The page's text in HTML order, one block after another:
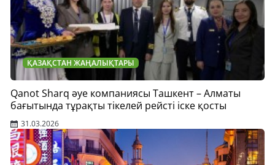
ҚАЗАҚСТАН ЖАҢАЛЫҚТАРЫ
Qanot Sharq әуе компаниясы Ташкент – Алматы
бағытында тұрақты тікелей рейсті іске қосты
31.03.2026